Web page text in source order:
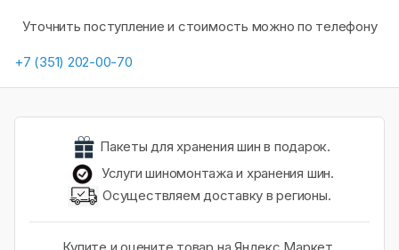
Уточнить поступление и стоимость можно по телефону
+7 (351) 202-00-70
Пакеты для хранения шин в подарок.
Услуги шиномонтажа и хранения шин.
Осуществляем доставку в регионы.